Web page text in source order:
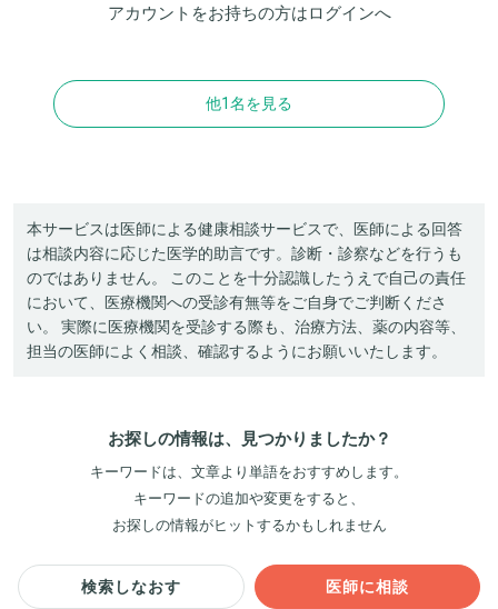
アカウントをお持ちの方はログインへ
他1名を見る
本サービスは医師による健康相談サービスで、医師による回答
は相談内容に応じた医学的助言です。診断・診察などを行うも
のではありません。 このことを十分認識したうえで自己の責任
において、医療機関への受診有無等をご自身でご判断くださ
い。 実際に医療機関を受診する際も、治療方法、薬の内容等、
担当の医師によく相談、確認するようにお願いいたします。
お探しの情報は、見つかりましたか？
キーワードは、文章より単語をおすすめします。
キーワードの追加や変更をすると、
お探しの情報がヒットするかもしれません
検索しなおす 医師に相談